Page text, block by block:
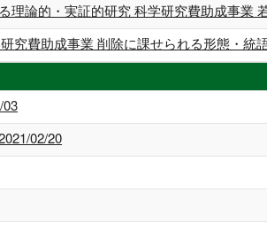
理論的・実証的研究 科学研究費助成事業
究費助成事業 削除に課せられる形態・統
02/20